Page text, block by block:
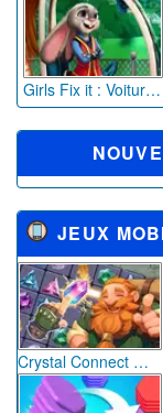
Girls Fix it : Voiture de Judy Hopps
JEUX
Crystal Connect Mahjong